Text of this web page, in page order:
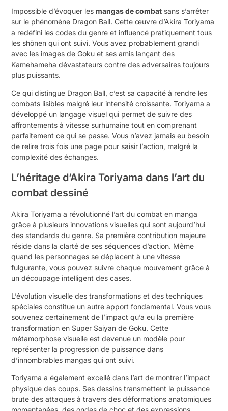
Impossible d’évoquer lesmangas de combat sans s’arrêter
sur le phénomène Dragon Ball. Cette œuvre d’Akira Toriyama
a redéfini les codes du genre et influencé pratiquement tous
les shōnen qui ont suivi. Vous avez probablement grandi
avec les images de Goku et ses amis lançant des
Kamehameha dévastateurs contre des adversaires toujours
plus puissants.
Ce qui distingue Dragon Ball, c’est sa capacité à rendre les
combats lisibles malgré leur intensité croissante. Toriyama a
développé un langage visuel qui permet de suivre des
affrontements à vitesse surhumaine tout en comprenant
parfaitement ce qui se passe. Vous n’avez jamais eu besoin
de relire trois fois une page pour saisir l’action, malgré la
complexité des échanges.
L’héritage d’Akira Toriyama dans l’art du
combat dessiné
Akira Toriyama a révolutionné l’art du combat en manga
grâce à plusieurs innovations visuelles qui sont aujourd’hui
des standards du genre. Sa première contribution majeure
réside dans la clarté de ses séquences d’action. Même
quand les personnages se déplacent à une vitesse
fulgurante, vous pouvez suivre chaque mouvement grâce à
un découpage intelligent des cases.
L’évolution visuelle des transformations et des techniques
spéciales constitue un autre apport fondamental. Vous vous
souvenez certainement de l’impact qu’a eu la première
transformation en Super Saiyan de Goku. Cette
métamorphose visuelle est devenue un modèle pour
représenter la progression de puissance dans
d’innombrables mangas qui ont suivi.
Toriyama a également excellé dans l’art de montrer l’impact
physique des coups. Ses dessins transmettent la puissance
brute des attaques à travers des déformations anatomiques